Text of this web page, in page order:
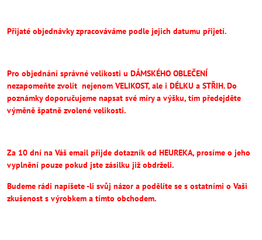
Přijaté objednávky zpracováváme podle jejich datumu přijetí.
Pro objednání správné velikosti u DÁMSKÉHO OBLEČENÍ
nezapomeňte zvolit nejenom VELIKOST, ale i DÉLKU a STŘIH.Do
poznámky doporučujeme napsat své míry a výšku, tím předejděte
výměně špatně zvolené velikosti.
Za 10 dní na Váš email přijde dotazník od HEUREKA, prosíme o jeho
vyplnění pouze pokud jste zásilku již obdrželi.
Budeme rádi napíšete -li svůj názor a podělíte se s ostatními o Vaši
zkušenost s výrobkem a tímto obchodem.